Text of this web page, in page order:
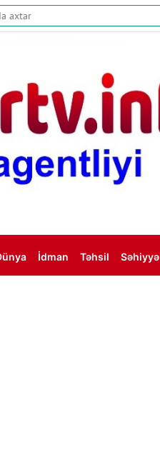
İdman Təhsil Səhiyyə